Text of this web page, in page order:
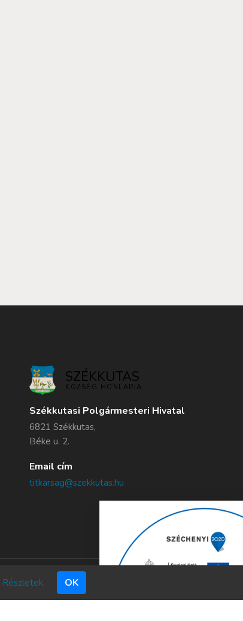
SZÉKKUTAS
KÖZSÉG HONLAPJA
Székkutasi Polgármesteri Hivatal
6821 Székkutas,
Béke u. 2.
Email cím
titkarsag@szekkutas.hu
Részletek. OK